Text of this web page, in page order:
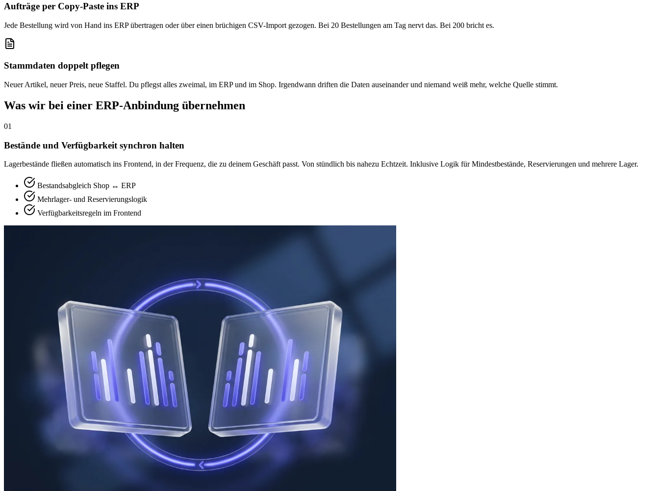
Aufträge per Copy-Paste ins ERP
Jede Bestellung wird von Hand ins ERP übertragen oder über einen brüchigen CSV-Import gezogen. Bei 20 Bestellungen am Tag nervt das. Bei 200 bricht es.
Stammdaten doppelt pflegen
Neuer Artikel, neuer Preis, neue Staffel. Du pflegst alles zweimal, im ERP und im Shop. Irgendwann driften die Daten auseinander und niemand weiß mehr, welche Quelle stimmt.
Was wir bei einer ERP-Anbindung übernehmen
01
Bestände und Verfügbarkeit synchron halten
Lagerbestände fließen automatisch ins Frontend, in der Frequenz, die zu deinem Geschäft passt. Von stündlich bis nahezu Echtzeit. Inklusive Logik für Mindestbestände, Reservierungen und mehrere Lager.
Bestandsabgleich Shop ↔ ERP
Mehrlager- und Reservierungslogik
Verfügbarkeitsregeln im Frontend